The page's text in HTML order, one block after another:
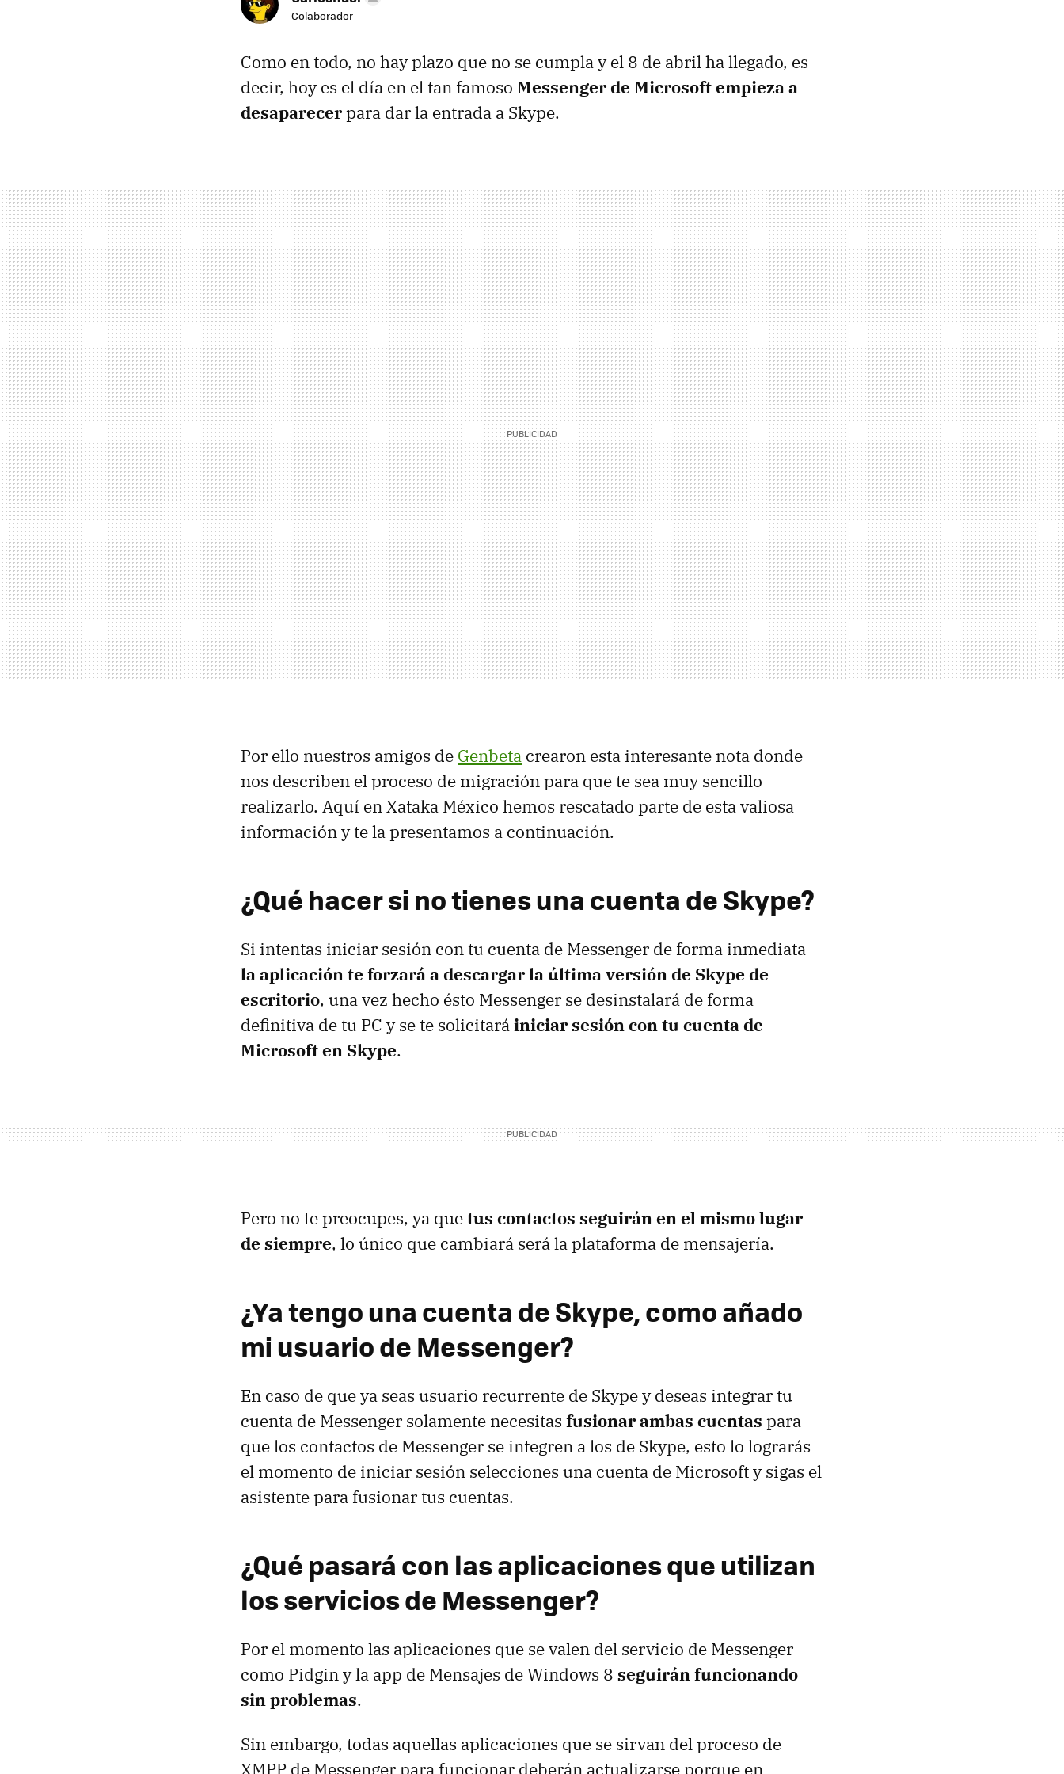
Colaborador
Como en todo, no hay plazo que no se cumpla y el 8 de abril ha llegado, es
decir, hoy es el día en el tan famoso Messenger de Microsoft empieza a
desaparecerpara dar la entrada a Skype.
Por ello nuestros amigos de Genbeta crearon esta interesante nota donde
nos describen el proceso de migración para que te sea muy sencillo
realizarlo. Aquí en Xataka México hemos rescatado parte de esta valiosa
información y te la presentamos a continuación.
¿Qué hacer si no tienes una cuenta de Skype?
Si intentas iniciar sesión con tu cuenta de Messenger de forma inmediata
la aplicación te forzará a descargar la última versión de Skype de
escritorio, una vez hecho ésto Messenger se desinstalará de forma
definitiva de tu PC y se te solicitaráiniciar sesión con tu cuenta de
Microsoft en Skype.
Pero no te preocupes, ya quetus contactos seguirán en el mismo lugar
de siempre, lo único que cambiará será la plataforma de mensajería.
¿Ya tengo una cuenta de Skype, como añado
mi usuario de Messenger?
En caso de que ya seas usuario recurrente de Skype y deseas integrar tu
cuenta de Messenger solamente necesitas fusionar ambas cuentas para
que los contactos de Messenger se integren a los de Skype, esto lo lograrás
el momento de iniciar sesión selecciones una cuenta de Microsoft y sigas el
asistente para fusionar tus cuentas.
¿Qué pasará con las aplicaciones que utilizan
los servicios de Messenger?
Por el momento las aplicaciones que se valen del servicio de Messenger
como Pidgin y la app de Mensajes de Windows 8 seguirán funcionando
sin problemas.
Sin embargo, todas aquellas aplicaciones que se sirvan del proceso de
XMPP de Messenger para funcionar deberán actualizarse porque en